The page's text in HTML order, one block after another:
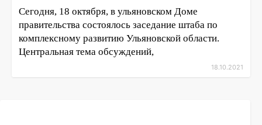
Сегодня, 18 октября, в ульяновском Доме
правительства состоялось заседание штаба по
комплексному развитию Ульяновской области.
Центральная тема обсуждений,
18.10.2021